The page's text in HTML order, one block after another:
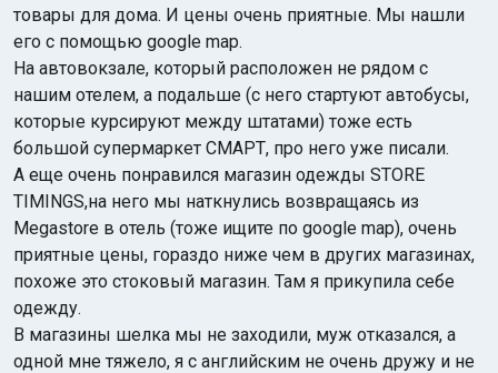
товары для дома. И цены очень приятные. Мы нашли
его с помощью google map.
На автовокзале, который расположен не рядом с
нашим отелем, а подальше (с него стартуют автобусы,
которые курсируют между штатами) тоже есть
большой супермаркет СМАРТ, про него уже писали.
А еще очень понравился магазин одежды STORE
TIMINGS,на него мы наткнулись возвращаясь из
Megastore в отель (тоже ищите по google map), очень
приятные цены, гораздо ниже чем в других магазинах,
похоже это стоковый магазин. Там я прикупила себе
одежду.
В магазины шелка мы не заходили, муж отказался, а
одной мне тяжело, я с английским не очень дружу и не